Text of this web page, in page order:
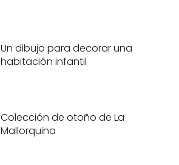
Un dibujo para decorar una
habitación infantil
Colección de otoño de La
Mallorquina